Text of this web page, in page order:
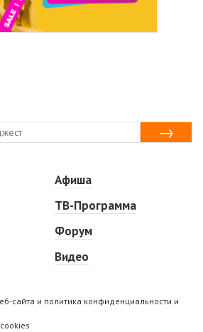
Афиша
ТВ-Программа
Форум
Видео
сайта и политика конфиденциальности и